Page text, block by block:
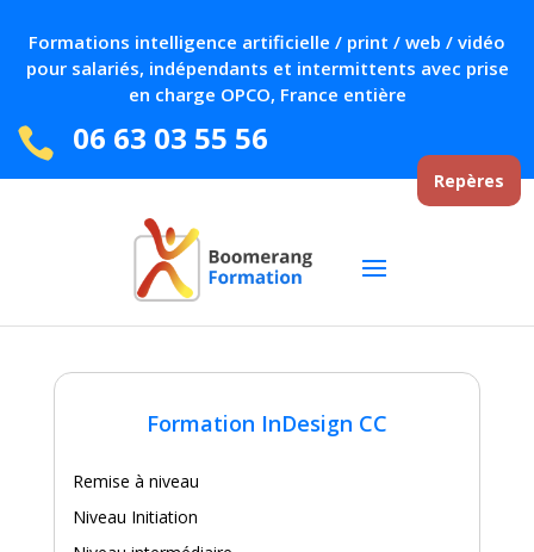
Formations intelligence artificielle / print / web / vidéo
pour salariés, indépendants et intermittents avec prise
en charge OPCO, France entière
 06 63 03 55 56
Repères
Formation InDesign CC
Remise à niveau
Niveau Initiation